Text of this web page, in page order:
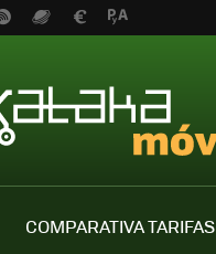
COMPARATIVA TARIFAS